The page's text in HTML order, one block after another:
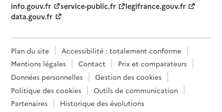
info.gouv.fr
service-public.fr
legifrance.gouv.fr
data.gouv.fr
Plan du site
Accessibilité : totalement conforme
Mentions légales
Contact
Prix et comparateurs
Données personnelles
Gestion des cookies
Politique des cookies
Outils de communication
Partenaires
Historique des évolutions